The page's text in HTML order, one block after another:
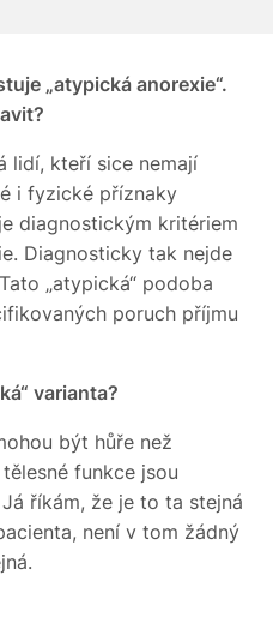
„atypická anorexie“.
lidí, kteří sice nemají
i fyzické příznaky
diagnostickým kritériem
Diagnosticky tak nejde
„atypická“ podoba
poruch příjmu
varianta?
být hůře než
funkce jsou
říkám, že je to ta stejná
není v tom žádný